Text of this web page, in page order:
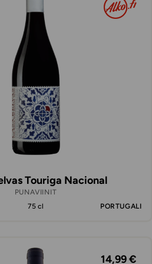
Touriga Nacional
PUNAVIINIT
75 cl
PORTUGALI
14,99 €